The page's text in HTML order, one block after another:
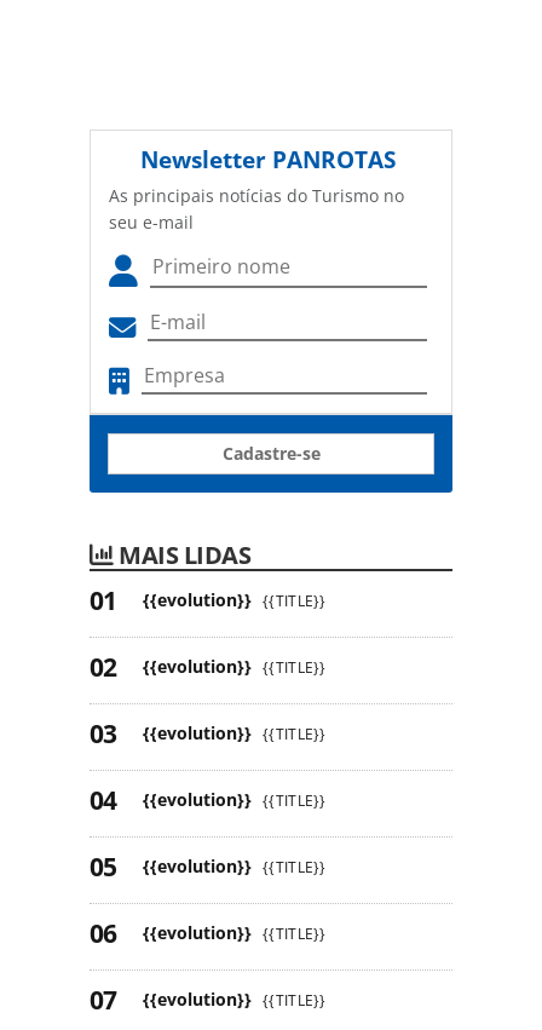
Newsletter PANROTAS
As principais notícias do Turismo no
seu e-mail
Cadastre-se
MAIS LIDAS
{{evolution}} {{TITLE}}
{{evolution}} {{TITLE}}
{{evolution}} {{TITLE}}
{{evolution}} {{TITLE}}
{{evolution}} {{TITLE}}
{{evolution}} {{TITLE}}
{{evolution}} {{TITLE}}